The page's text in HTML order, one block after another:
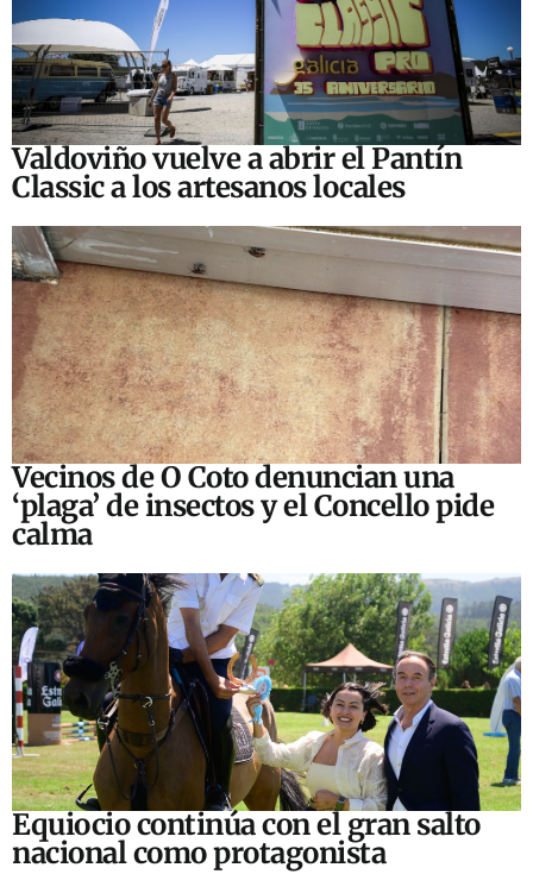
Valdoviño vuelve a abrir el Pantín
Classic a los artesanos locales
Vecinos de O Coto denuncian una
‘plaga’ de insectos y el Concello pide
calma
Equiocio continúa con el gran salto
nacional como protagonista